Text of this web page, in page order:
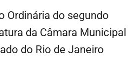
Ordinária do segundo
da Câmara Municipal
do Rio de Janeiro